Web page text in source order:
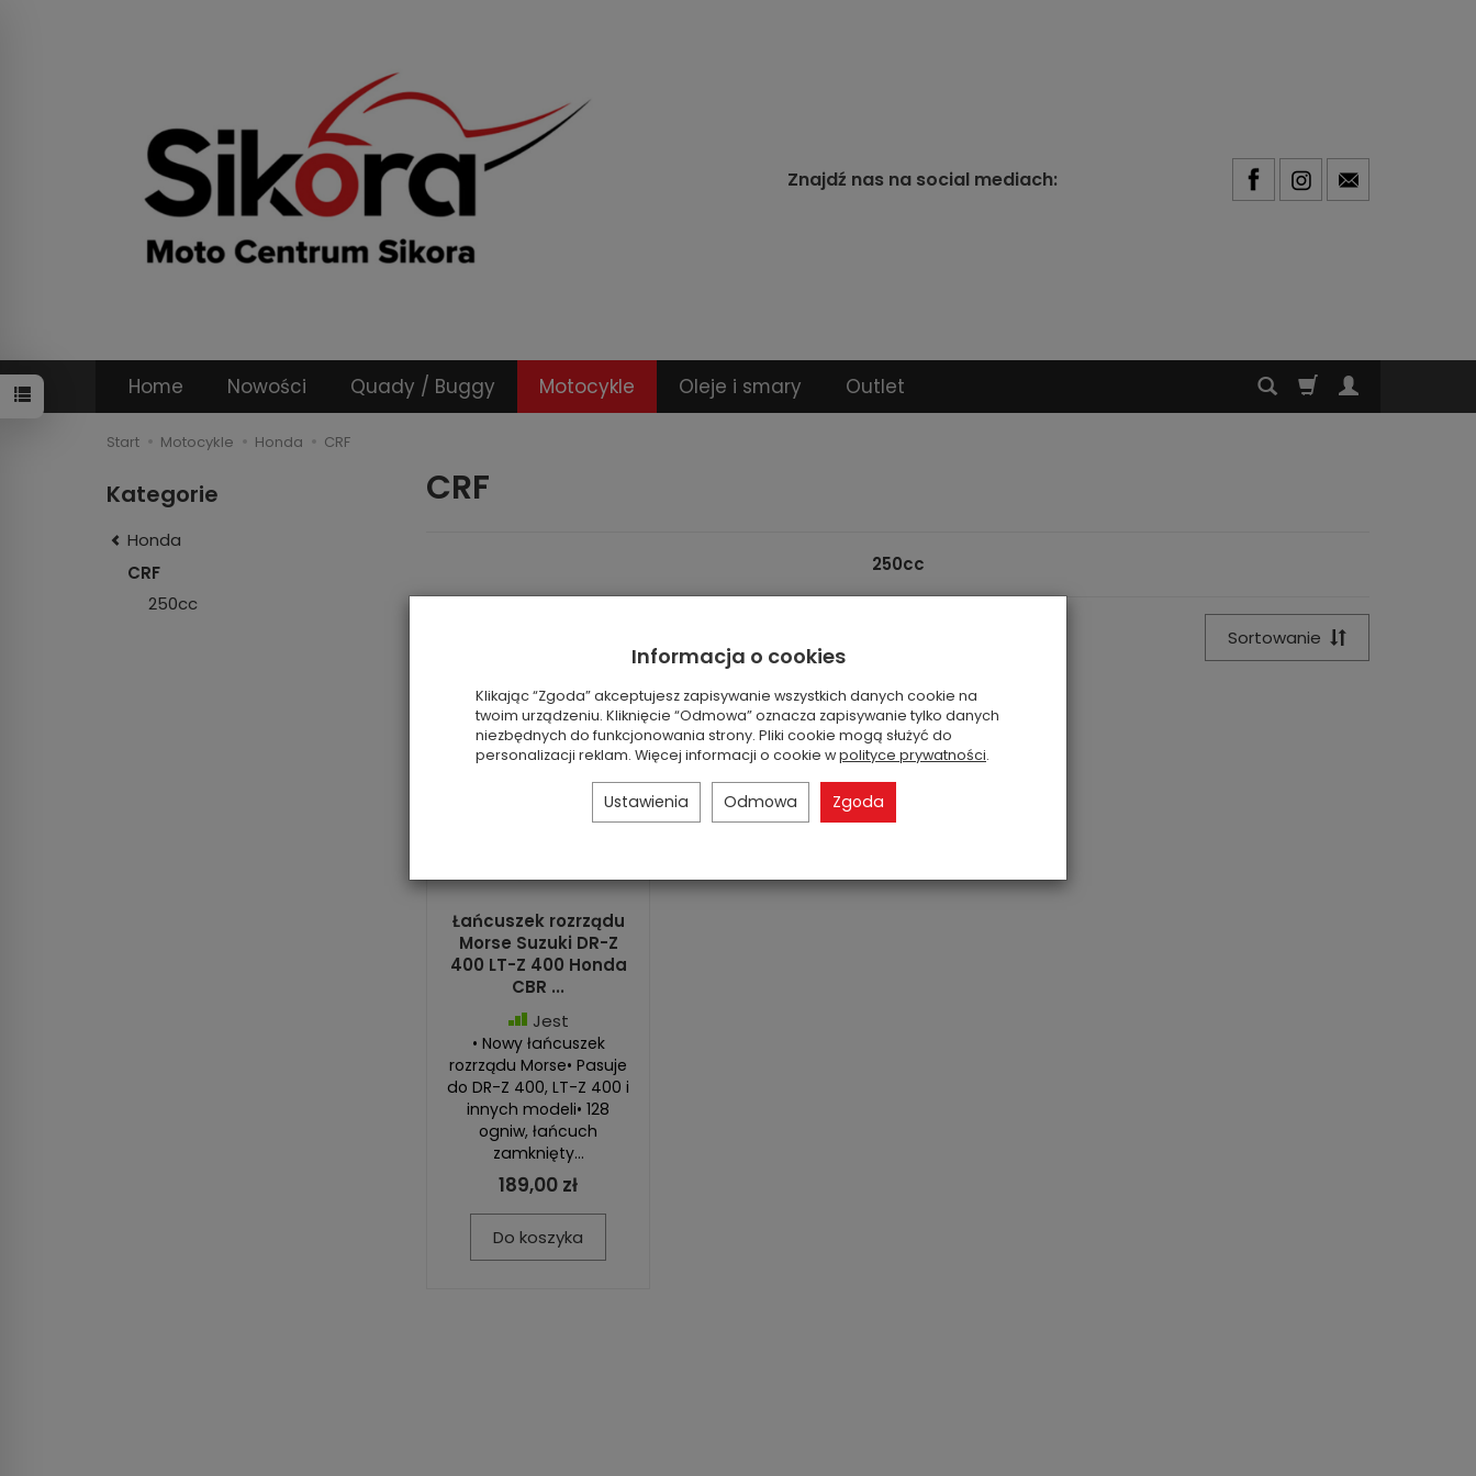
Znajdź nas na social mediach:
Home Nowości Quady / Buggy Motocykle Oleje i smary Outlet
Start Motocykle Honda CRF
CRF
250cc
Sortowanie
Łańcuszek rozrządu
Morse Suzuki DR-Z
400 LT-Z 400 Honda
CBR ...
Jest
• Nowy łańcuszek
rozrządu Morse• Pasuje
do DR-Z 400, LT-Z 400 i
innych modeli• 128
ogniw, łańcuch
zamknięty...
189,00 zł
Do koszyka
Kategorie
Honda
CRF
250cc
Informacja o cookies
Klikając “Zgoda” akceptujesz zapisywanie wszystkich danych cookie na
twoim urządzeniu. Kliknięcie “Odmowa” oznacza zapisywanie tylko danych
niezbędnych do funkcjonowania strony. Pliki cookie mogą służyć do
personalizacji reklam. Więcej informacji o cookie wpolityce prywatności.
Ustawienia Odmowa Zgoda